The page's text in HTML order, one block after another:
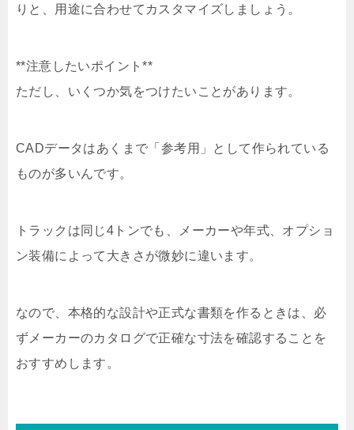
りと、用途に合わせてカスタマイズしましょう。
**注意したいポイント**
ただし、いくつか気をつけたいことがあります。
CADデータはあくまで「参考用」として作られている
ものが多いんです。
トラックは同じ4トンでも、メーカーや年式、オプショ
ン装備によって大きさが微妙に違います。
なので、本格的な設計や正式な書類を作るときは、必
ずメーカーのカタログで正確な寸法を確認することを
おすすめします。